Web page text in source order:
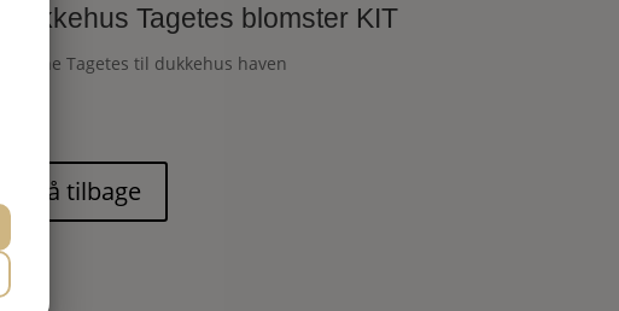
Dukkehus Tagetes blomster KIT
Skønne Tagetes til dukkehus haven